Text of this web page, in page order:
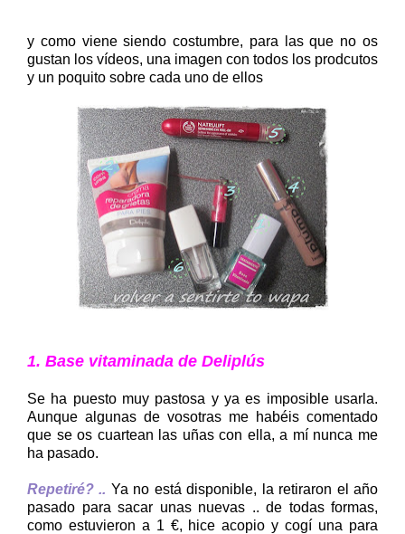
y como viene siendo costumbre, para las que no os
gustan los vídeos, una imagen con todos los prodcutos
y un poquito sobre cada uno de ellos
1. Base vitaminada de Deliplús
Se ha puesto muy pastosa y ya es imposible usarla.
Aunque algunas de vosotras me habéis comentado
que se os cuartean las uñas con ella, a mí nunca me
ha pasado.
Repetiré? .. Ya no está disponible, la retiraron el año
pasado para sacar unas nuevas .. de todas formas,
como estuvieron a 1 €, hice acopio y cogí una para